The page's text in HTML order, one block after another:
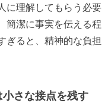
に理解してもらう必要
簡潔に事実を伝える程
ぎると、精神的な負担
さな接点を残す